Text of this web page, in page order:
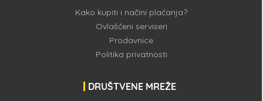
Kako kupiti i načini plaćanja?
Ovlašćeni serviseri
Prodavnice
Politika privatnosti
DRUŠTVENE MREŽE